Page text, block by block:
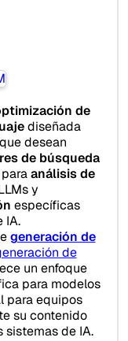
de
diseñada
desean
de búsqueda
análisis de
y
específicas
IA.
generación de
de
un enfoque
para modelos
para equipos
su contenido
sistemas de IA.